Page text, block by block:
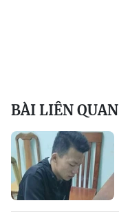
BÀI LIÊN QUAN